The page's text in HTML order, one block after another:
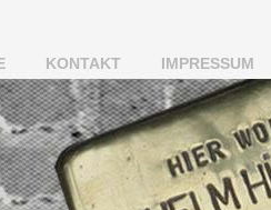
KONTAKT IMPRESSUM